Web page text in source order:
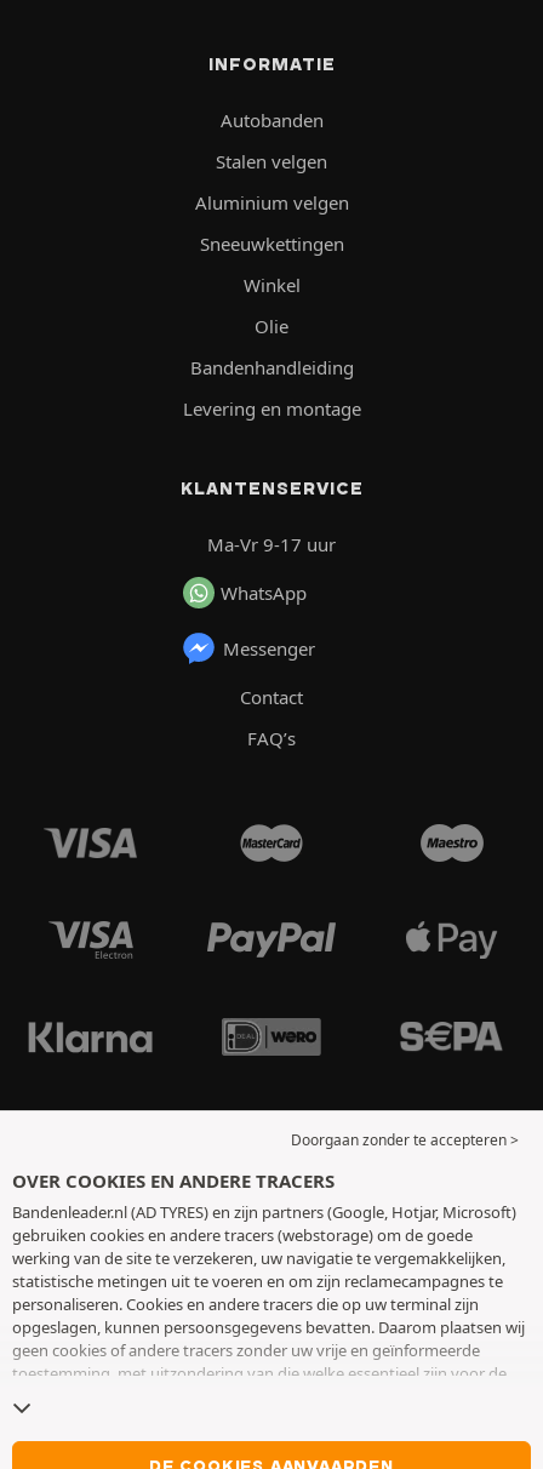
INFORMATIE
Autobanden
Stalen velgen
Aluminium velgen
Sneeuwkettingen
Winkel
Olie
Bandenhandleiding
Levering en montage
KLANTENSERVICE
Ma-Vr 9-17 uur
WhatsApp
Messenger
Contact
FAQ’s
Doorgaan zonder te accepteren >
OVER COOKIES EN ANDERE TRACERS
Bandenleader.nl (AD TYRES) en zijn partners (Google, Hotjar, Microsoft)
gebruiken cookies en andere tracers (webstorage) om de goede
werking van de site te verzekeren, uw navigatie te vergemakkelijken,
statistische metingen uit te voeren en om zijn reclamecampagnes te
personaliseren. Cookies en andere tracers die op uw terminal zijn
opgeslagen, kunnen persoonsgegevens bevatten. Daarom plaatsen wij
geen cookies of andere tracers zonder uw vrije en geïnformeerde
toestemming, met uitzondering van die welke essentieel zijn voor de
toestemming op elk moment intrekken door naar de pagina over
cookies en andere tracerste gaan. U kunt ervoor kiezen om verder te